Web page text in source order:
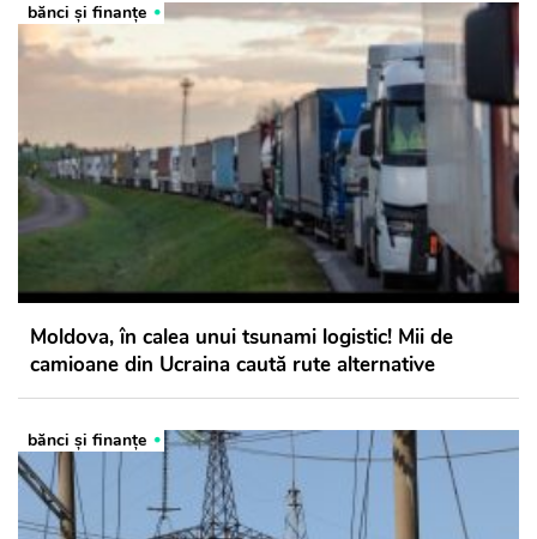
bănci şi finanţe
Moldova, în calea unui tsunami logistic! Mii de
camioane din Ucraina caută rute alternative
bănci şi finanţe